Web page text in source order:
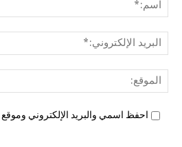
احفظ اسمي والبريد الإلكتروني